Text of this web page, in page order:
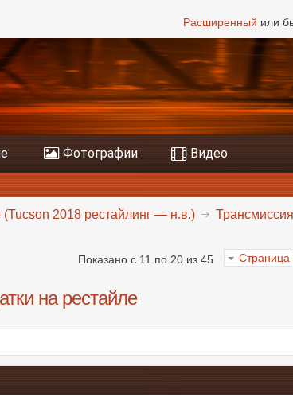
Расширенный или
Фотографии Видео
2018 рестайлинг — н.в.)
Страница
Показано с 11 по 20 из 45
на рестайле